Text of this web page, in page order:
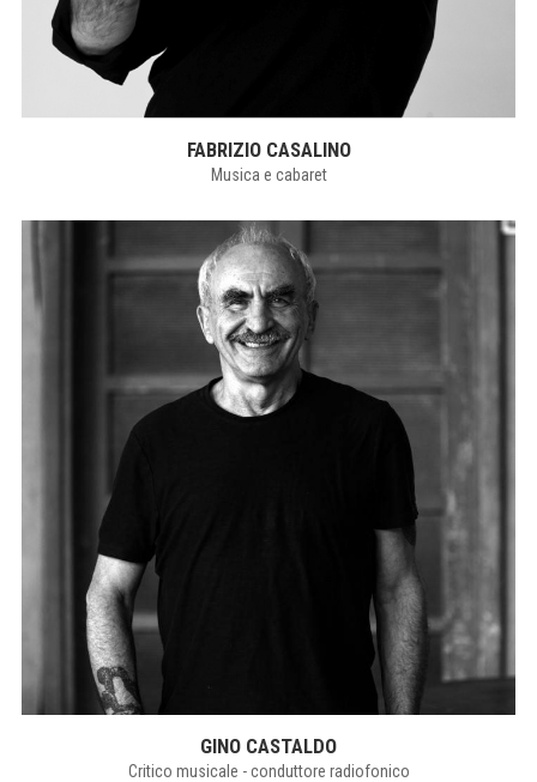
FABRIZIO CASALINO
Musica e cabaret
GINO CASTALDO
Critico musicale - conduttore radiofonico